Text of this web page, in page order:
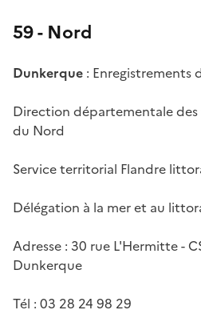
59 - Nord
Dunkerque : Enregistrements
Direction départementale
du Nord
Service territorial Flandre
Délégation à la mer et au
Adresse : 30 rue L'Hermitte -
Dunkerque
Tél : 03 28 24 98 29